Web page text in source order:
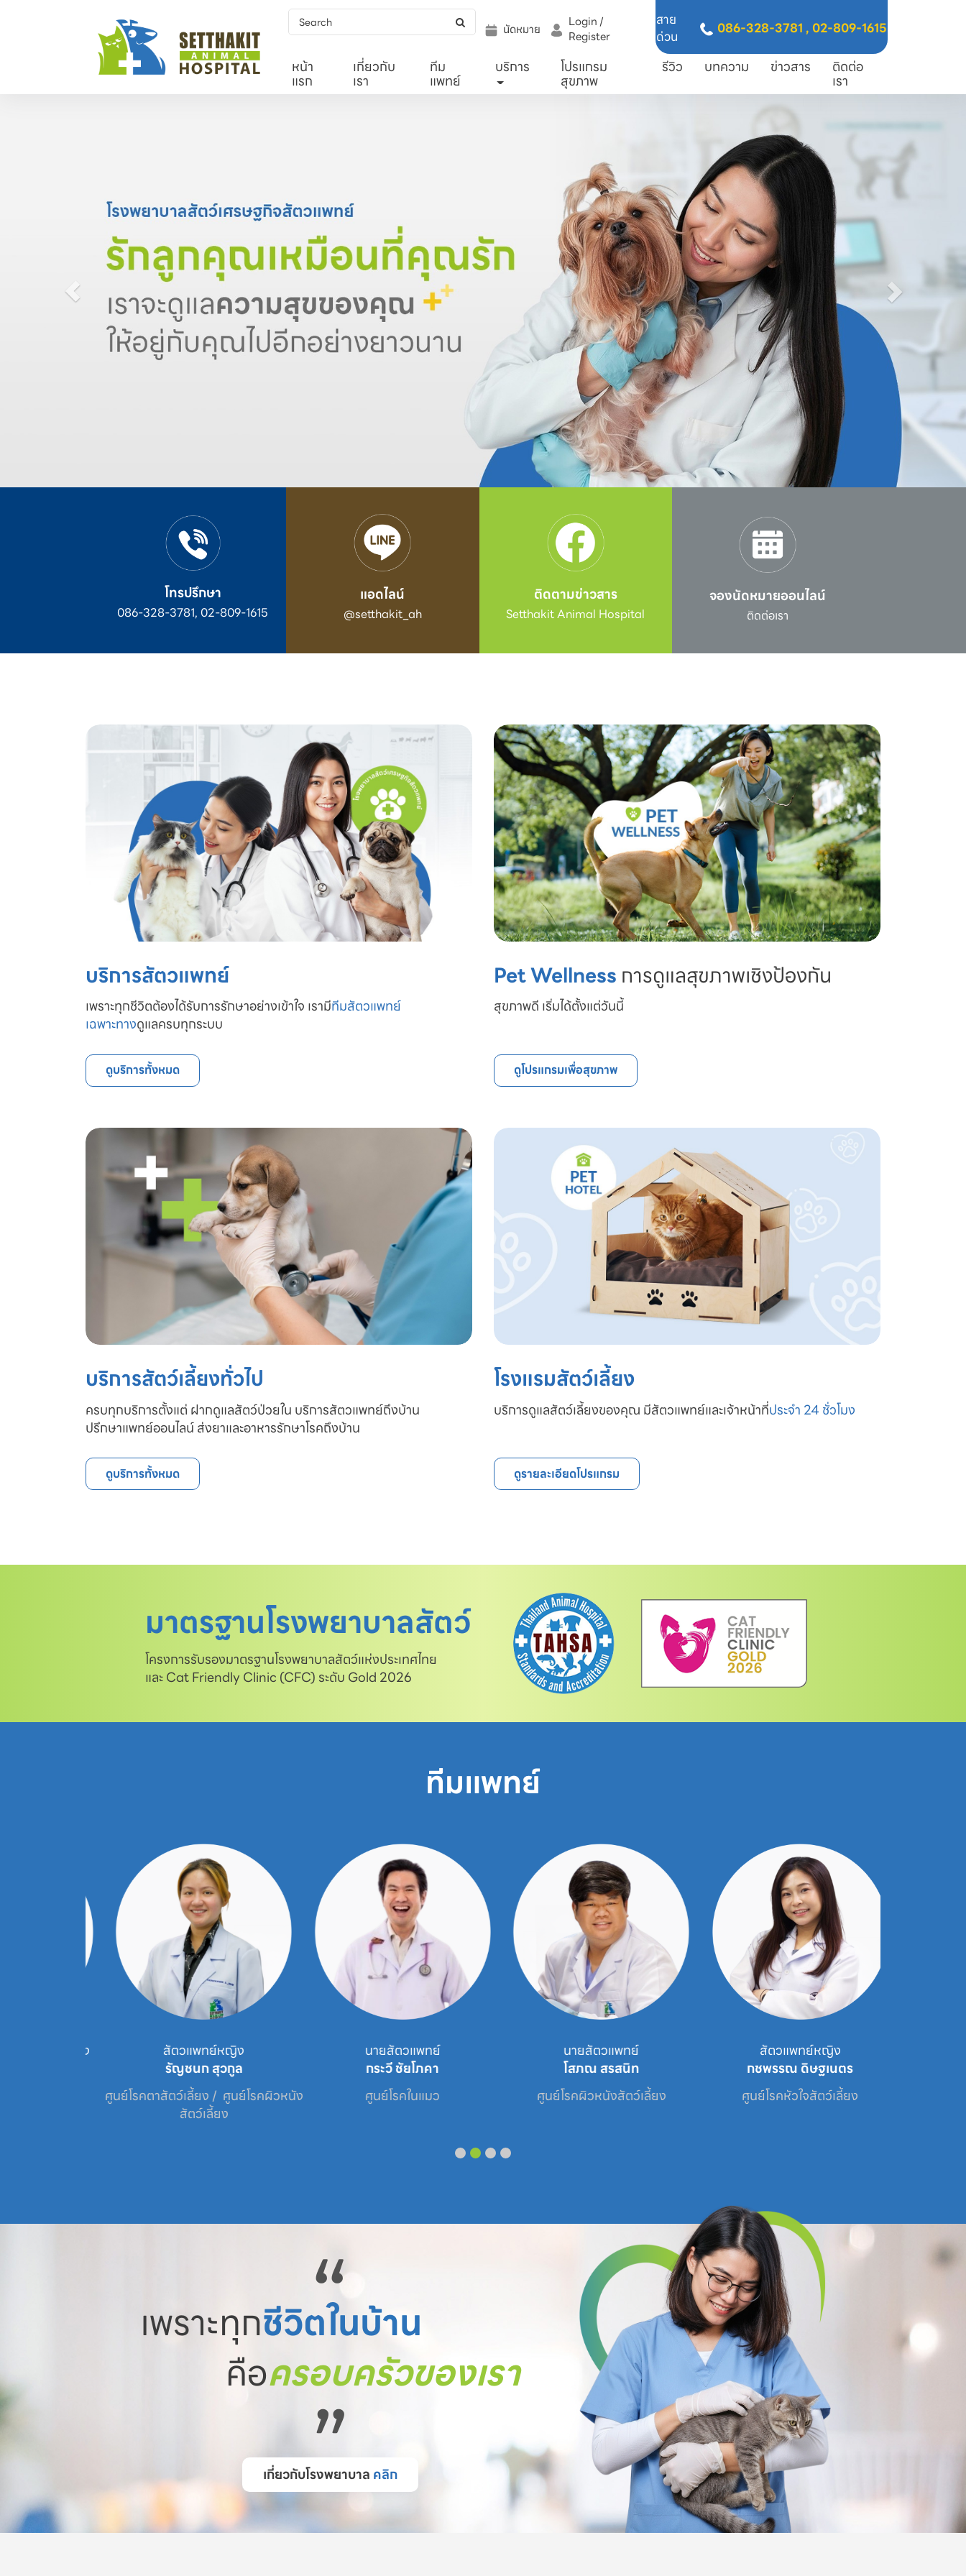
นัดหมาย
Login /
Register
สาย
ด่วน
086-328-3781 ,02-809-1615
หน้า
แรก
เกี่ยวกับ
เรา
ทีม
แพทย์
บริการ โปรแกรม
สุขภาพ
รีวิว บทความ ข่าวสาร ติดต่อ
เรา
โทรปรึกษา
086-328-3781, 02-809-1615
แอดไลน์
@setthakit_ah
ติดตามข่าวสาร
Setthakit Animal Hospital
จองนัดหมายออนไลน์
ติดต่อเรา
บริการสัตวแพทย์
เพราะทุกชีวิตต้องได้รับการรักษาอย่างเข้าใจ เรามีทีมสัตวแพทย์
เฉพาะทางดูแลครบทุกระบบ
ดูบริการทั้งหมด
Pet Wellness การดูแลสุขภาพเชิงป้องกัน
สุขภาพดี เริ่มได้ตั้งแต่วันนี้
ดูโปรแกรมเพื่อสุขภาพ
บริการสัตว์เลี้ยงทั่วไป
ครบทุกบริการตั้งแต่ ฝากดูแลสัตว์ป่วยใน บริการสัตวแพทย์ถึงบ้าน
ปรึกษาแพทย์ออนไลน์ ส่งยาและอาหารรักษาโรคถึงบ้าน
ดูบริการทั้งหมด
โรงแรมสัตว์เลี้ยง
บริการดูแลสัตว์เลี้ยงของคุณ มีสัตวแพทย์และเจ้าหน้าที่ประจำ 24 ชั่วโมง
ดูรายละเอียดโปรแกรม
มาตรฐานโรงพยาบาลสัตว์
โครงการรับรองมาตรฐานโรงพยาบาลสัตว์แห่งประเทศไทย
และ Cat Friendly Clinic (CFC) ระดับ Gold 2026
ทีมแพทย์
สัตวแพทย์หญิง
รัญชนก สุวกูล
ศูนย์โรคตาสัตว์เลี้ยง /  ศูนย์โรคผิวหนัง
สัตว์เลี้ยง
นายสัตวแพทย์
กระวี ชัยโภคา
ศูนย์โรคในแมว
นายสัตวแพทย์
โสภณ สรสนิท
ศูนย์โรคผิวหนังสัตว์เลี้ยง
สัตวแพทย์หญิง
กชพรรณ ดิษฐเนตร
ศูนย์โรคหัวใจสัตว์เลี้ยง
“
เพราะทุกชีวิตในบ้าน
คือครอบครัวของเรา
”
เกี่ยวกับโรงพยาบาล คลิก